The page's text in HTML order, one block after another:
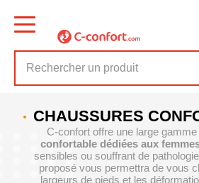
CHAUSSURES
C-confort offre une large gamme
confortable dédiées aux
sensibles ou souffrant de
proposé vous permettra de vous
largeurs de pieds et les